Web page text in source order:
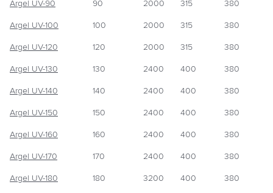
Argel UV-90 90 2000 315 380
Argel UV-100 100 2000 315 380
Argel UV-120 120 2000 315 380
Argel UV-130 130 2400 400 380
Argel UV-140 140 2400 400 380
Argel UV-150 150 2400 400 380
Argel UV-160 160 2400 400 380
Argel UV-170 170 2400 400 380
Argel UV-180 180 3200 400 380